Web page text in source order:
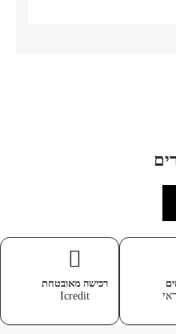
רכישה מאובטחת
Icredit